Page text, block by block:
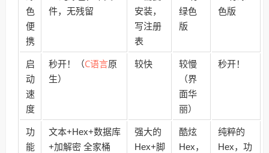
色
便
携
件，无残留
安装，
写注册
表
绿色
版
色版
启
动
速
度
秒开！（C语言原
生）
较快
较慢
（界
面华
丽）
秒开！
功
能
文本+Hex+数据库
+加解密 全家桶
强大的
Hex+脚
酷炫
Hex，
纯粹的
Hex，功